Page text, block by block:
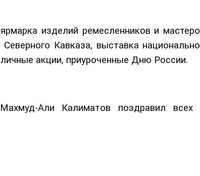
изделий ремесленников и
Кавказа, выставка
акции, приуроченные Дню России.
Али Калиматов поздравил всех